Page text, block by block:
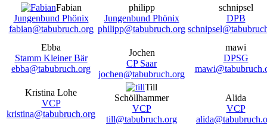
Fabian
Jungenbund Phönix
fabian@tabubruch.org
philipp
Jungenbund Phönix
philipp@tabubruch.org
schnipsel
DPB
Ebba
Stamm Kleiner Bär
ebba@tabubruch.org
Jochen
CP Saar
jochen@tabubruch.org
mawi
DPSG
Kristina Lohe
VCP
kristina@tabubruch.org
Till
Schöllhammer
VCP
till@tabubruch.org
Alida
VCP